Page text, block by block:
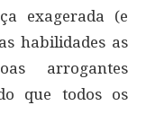
exagerada (e
habilidades as
arrogantes
que todos os